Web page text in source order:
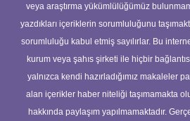
veya araştırma yükümlülüğümüz
yazdıkları içeriklerin sorumluluğunu
sorumluluğu kabul etmiş sayılırlar. Bu
kurum veya şahıs şirketi ile hiçbir
yalnızca kendi hazırladığımız makaleler
alan içerikler haber niteliği taşımamakta
hakkında paylaşım yapılmamaktadır.